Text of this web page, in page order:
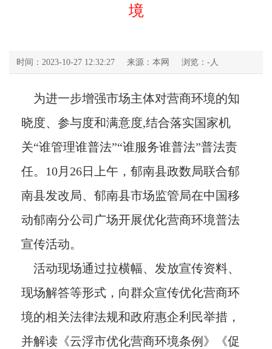
境
时间：2023-10-27 12:32:27 来源：本网 浏览： - 人
为进一步增强市场主体对营商环境的知
晓度、参与度和满意度,结合落实国家机
关“谁管理谁普法”“谁服务谁普法”普法责
任。10月26日上午，郁南县政数局联合郁
南县发改局、郁南县市场监管局在中国移
动郁南分公司广场开展优化营商环境普法
宣传活动。
活动现场通过拉横幅、发放宣传资料、
现场解答等形式，向群众宣传优化营商环
境的相关法律法规和政府惠企利民举措，
并解读《云浮市优化营商环境条例》《促